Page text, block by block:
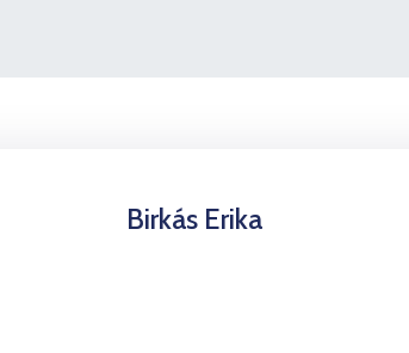
Birkás Erika